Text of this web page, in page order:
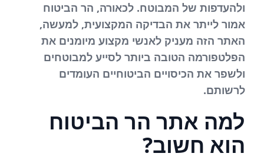
ולהעדפות של המבוטח. לכאורה, הר הביטוח
אמור לייתר את הבדיקה המקצועית, למעשה,
האתר הזה מעניק לאנשי מקצוע מיומנים את
הפלטפורמה הטובה ביותר לסייע למבוטחים
ולשפר את הכיסויים הביטוחיים העומדים
לרשותם.
למה אתר הר הביטוח
הוא חשוב?